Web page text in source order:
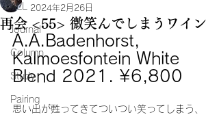
ALL
Journal
Column
Study
Pairing
再会 <55> 微笑んでしまうワイン
2024年2月26日
A.A.Badenhorst,
Kalmoesfontein White
Blend 2021. ¥6,800
思い出が甦ってきてついつい笑ってしまう、